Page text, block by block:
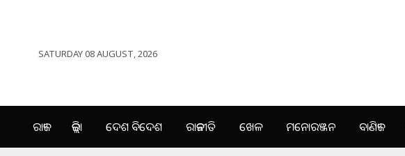
SATURDAY 08 AUGUST, 2026
ରାଜ୍ୟ ଜିଲ୍ଲା ଦେଶ ବିଦେଶ ରାଜନୀତି ଖେଳ ମନୋରଞ୍ଜନ ବାଣିଜ୍ୟ